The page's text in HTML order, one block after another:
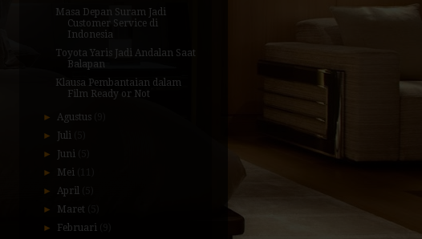
Masa Depan Suram Jadi
Customer Service di
Indonesia
Toyota Yaris Jadi Andalan Saat
Balapan
Klausa Pembantaian dalam
Film Ready or Not
►Agustus
► Juli
► Juni
► Mei
►April
► Maret
► Februari